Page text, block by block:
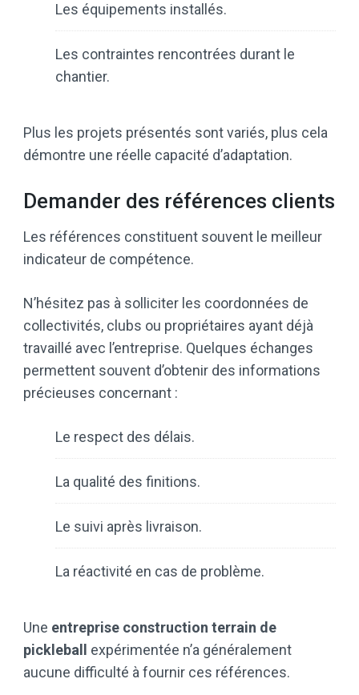
Les équipements installés.
Les contraintes rencontrées durant le
chantier.
Plus les projets présentés sont variés, plus cela
démontre une réelle capacité d’adaptation.
Demander des références clients
Les références constituent souvent le meilleur
indicateur de compétence.
N’hésitez pas à solliciter les coordonnées de
collectivités, clubs ou propriétaires ayant déjà
travaillé avec l’entreprise. Quelques échanges
permettent souvent d’obtenir des informations
précieuses concernant :
Le respect des délais.
La qualité des finitions.
Le suivi après livraison.
La réactivité en cas de problème.
Une entreprise construction terrain de
pickleball
expérimentée n’a généralement
aucune difficulté à fournir ces références.